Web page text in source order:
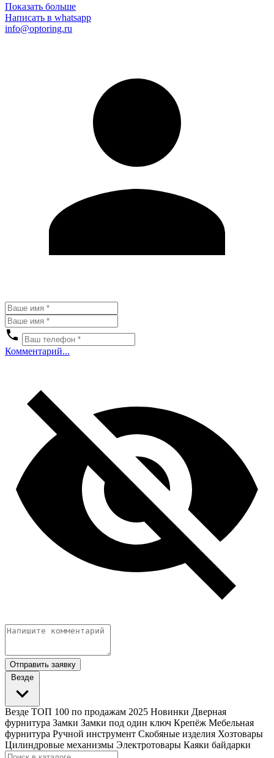
Показать больше
Написать в whatsapp
info@optoring.ru
Комментарий...
Отправить заявку
Везде
Везде ТОП 100 по продажам 2025 Новинки Дверная
фурнитура Замки Замки под один ключ Крепёж Мебельная
фурнитура Ручной инструмент Скобяные изделия Хозтовары
Цилиндровые механизмы Электротовары Каяки байдарки